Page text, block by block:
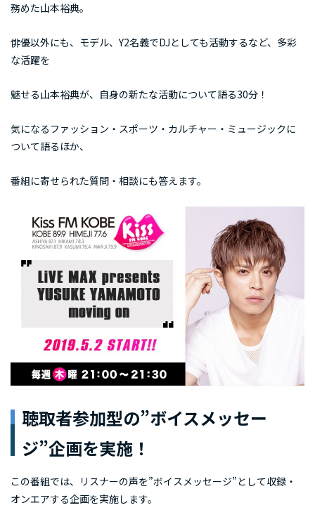
務めた山本裕典。
俳優以外にも、モデル、Y2名義でDJとしても活動するなど、多彩
な活躍を
魅せる山本裕典が、自身の新たな活動について語る30分！
気になるファッション・スポーツ・カルチャー・ミュージックに
ついて語るほか、
番組に寄せられた質問・相談にも答えます。
聴取者参加型の”ボイスメッセー
ジ”企画を実施！
この番組では、リスナーの声を”ボイスメッセージ”として収録・
オンエアする企画を実施します。